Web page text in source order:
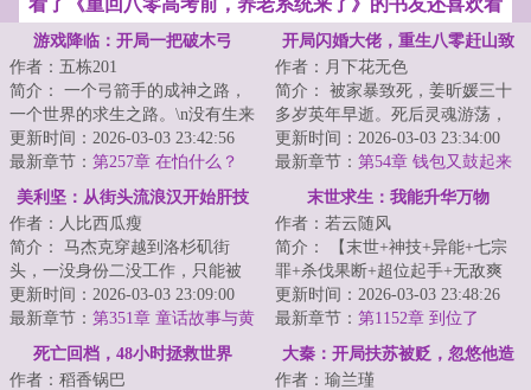
看了《重回八零高考前，养老系统来了》的书友还喜欢看
游戏降临：开局一把破木弓
作者：五栋201
简介： 一个弓箭手的成神之路，
一个世界的求生之路。\n没有生来
的无敌，只有在挣扎中的成长。
<...
更新时间：2026-03-03 23:42:56
最新章节： 第257章 在怕什么？
开局闪婚大佬，重生八零赶山致
富
作者：月下花无色
简介： 被家暴致死，姜昕媛三十
多岁英年早逝。死后灵魂游荡，
她才知道自己短暂而痛苦的一
生，只是...
更新时间：2026-03-03 23:34:00
最新章节： 第54章 钱包又鼓起来
美利坚：从街头流浪汉开始肝技
能
作者：人比西瓜瘦
简介： 马杰克穿越到洛杉矶街
头，一没身份二没工作，只能被
迫成为一名拾荒者。
更新时间：2026-03-03 23:09:00
最新章节： 第351章 童话故事与黄
毛辣妹
末世求生：我能升华万物
作者：若云随风
简介： 【末世+神技+异能+七宗
罪+杀伐果断+超位起手+无敌爽
文】。\n?轻轻敲醒沉睡的心灵...
更新时间：2026-03-03 23:48:26
最新章节： 第1152章 到位了
死亡回档，48小时拯救世界
作者：稻香锅巴
大秦：开局扶苏被贬，忽悠他造
作者：瑜兰瑾